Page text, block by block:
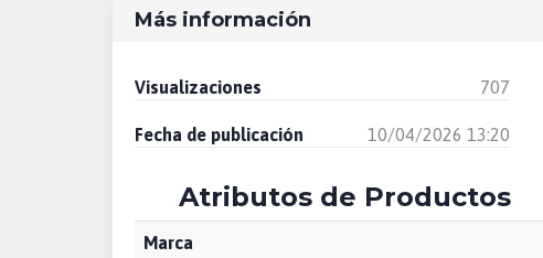
Más información
Visualizaciones 707
Fecha de publicación 10/04/2026 13:20
Atributos de Productos
Marca